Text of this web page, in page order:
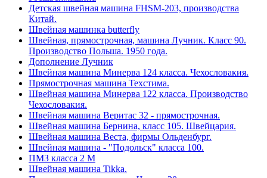
Детская швейная машина FHSM-203, производства
Китай.
Швейная машинка butterfly
Швейная, прямострочная, машина Лучник. Класс 90.
Производство Польша. 1950 года.
Дополнение Лучник
Швейная машина Минерва 124 класса. Чехословакия.
Прямострочная машина Техстима.
Швейная машина Минерва 122 класса. Производство
Чехословакия.
Швейная машина Веритас 32 - прямострочная.
Швейная машина Бернина, класс 105. Швейцария.
Швейная машина Веста, фирмы Ольденбург.
Швейная машина - "Подольск" класса 100.
ПМЗ класса 2 М
Швейная машина Tikka.